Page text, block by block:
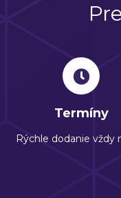
Termíny
Rýchle dodanie vždy